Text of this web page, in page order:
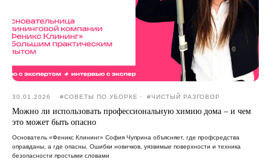
30.01.2026 #CОВЕТЫ ПО УБОРКЕ #ЧИСТЫЙ РАЗГОВОР
Можно ли использовать профессиональную химию дома – и чем
это может быть опасно
Основатель «Феникс Клининг» София Чуприна объясняет, где профсредства
оправданы, а где опасны. Ошибки новичков, уязвимые поверхности и техника
безопасности простыми словами